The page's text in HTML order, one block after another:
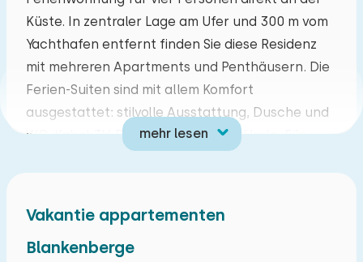
Küste. In zentraler Lage am Ufer und 300 m vom
Yachthafen entfernt finden Sie diese Residenz
mit mehreren Apartments und Penthäusern. Die
Ferien-Suiten sind mit allem Komfort
ausgestattet: stilvolle Ausstattung, Dusche und
WC, Kabel-TV, Balkon mit Gartenmöbeln. Für
Diese Ferienwohnung ist für maximal vier
mehr lesen
03 04 05 06 07 08 09
10 11 12 13 14 15 16
17 18 19 20 21
Vakantie appartementen
Blankenberge